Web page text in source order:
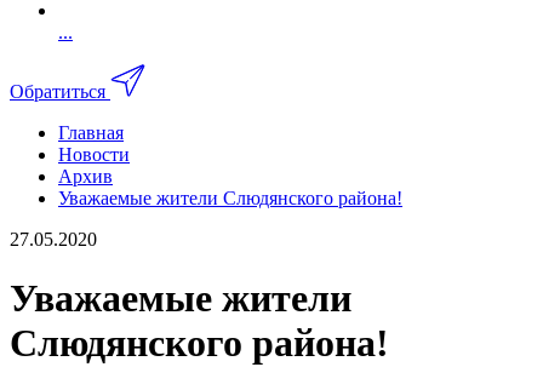
...
Обратиться
Главная
Новости
Архив
Уважаемые жители Слюдянского района!
27.05.2020
Уважаемые жители
Слюдянского района!